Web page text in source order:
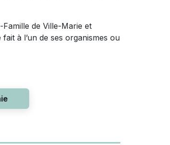
de Ville-Marie et
à l’un de ses organismes ou